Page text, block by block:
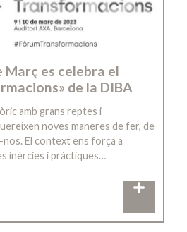
Març es celebra el
de la DIBA
amb grans reptes i
noves maneres de fer, de
El context ens força a
inèrcies i pràctiques…